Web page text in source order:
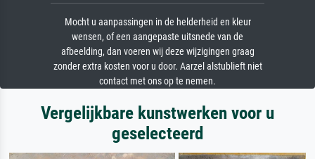
Mocht u aanpassingen in de helderheid en kleur
wensen, of een aangepaste uitsnede van de
afbeelding, dan voeren wij deze wijzigingen graag
zonder extra kosten voor u door. Aarzel alstublieft niet
contact met ons op te nemen.
Vergelijkbare kunstwerken voor u
geselecteerd